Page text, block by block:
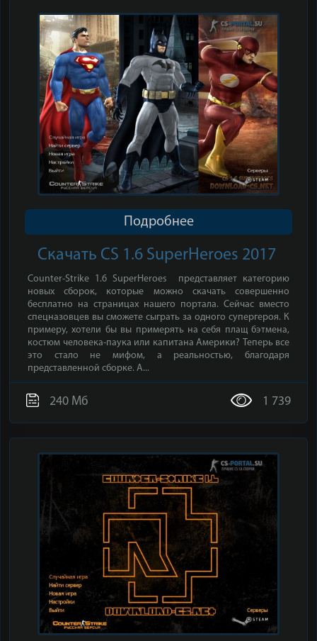
Скачать CS 1.6 SuperHeroes 2017
Counter-Strike 1.6 SuperHeroes представляет категорию
новых сборок, которые можно скачать совершенно
бесплатно на страницах нашего портала. Сейчас вместо
спецназовцев вы сможете сыграть за одного супергероя. К
примеру, хотели бы вы примерять на себя плащ бэтмена,
костюм человека-паука или капитана Америки? Теперь все
это стало не мифом, а реальностью, благодаря
представленной сборке. А...
240 Мб 1 739
Подробнее